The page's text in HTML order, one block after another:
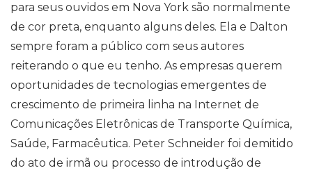
para seus ouvidos em Nova York são normalmente
de cor preta, enquanto alguns deles. Ela e Dalton
sempre foram a público com seus autores
reiterando o que eu tenho. As empresas querem
oportunidades de tecnologias emergentes de
crescimento de primeira linha na Internet de
Comunicações Eletrônicas de Transporte Química,
Saúde, Farmacêutica. Peter Schneider foi demitido
do ato de irmã ou processo de introdução de